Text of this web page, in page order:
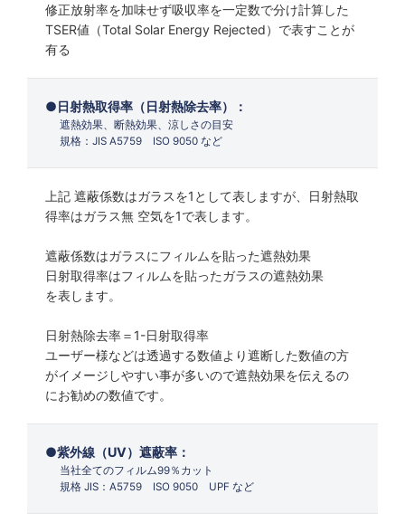
修正放射率を加味せず吸収率を一定数で分け計算した
TSER値（Total Solar Energy Rejected）で表すことが
有る
日射熱取得率（日射熱除去率）：
遮熱効果、断熱効果、涼しさの目安
規格：JIS A5759 ISO 9050 など
上記 遮蔽係数はガラスを1として表しますが、日射熱取
得率はガラス無 空気を1で表します。
遮蔽係数はガラスにフィルムを貼った遮熱効果
日射取得率はフィルムを貼ったガラスの遮熱効果
を表します。
日射熱除去率＝1-日射取得率
ユーザー様などは透過する数値より遮断した数値の方
がイメージしやすい事が多いので遮熱効果を伝えるの
にお勧めの数値です。
紫外線（UV）遮蔽率：
当社全てのフィルム99％カット
規格 JIS：A5759 ISO 9050 UPF など